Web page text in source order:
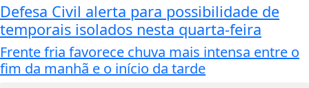
Defesa Civil alerta para possibilidade de
temporais isolados nesta quarta-feira
Frente fria favorece chuva mais intensa entre o
fim da manhã e o início da tarde